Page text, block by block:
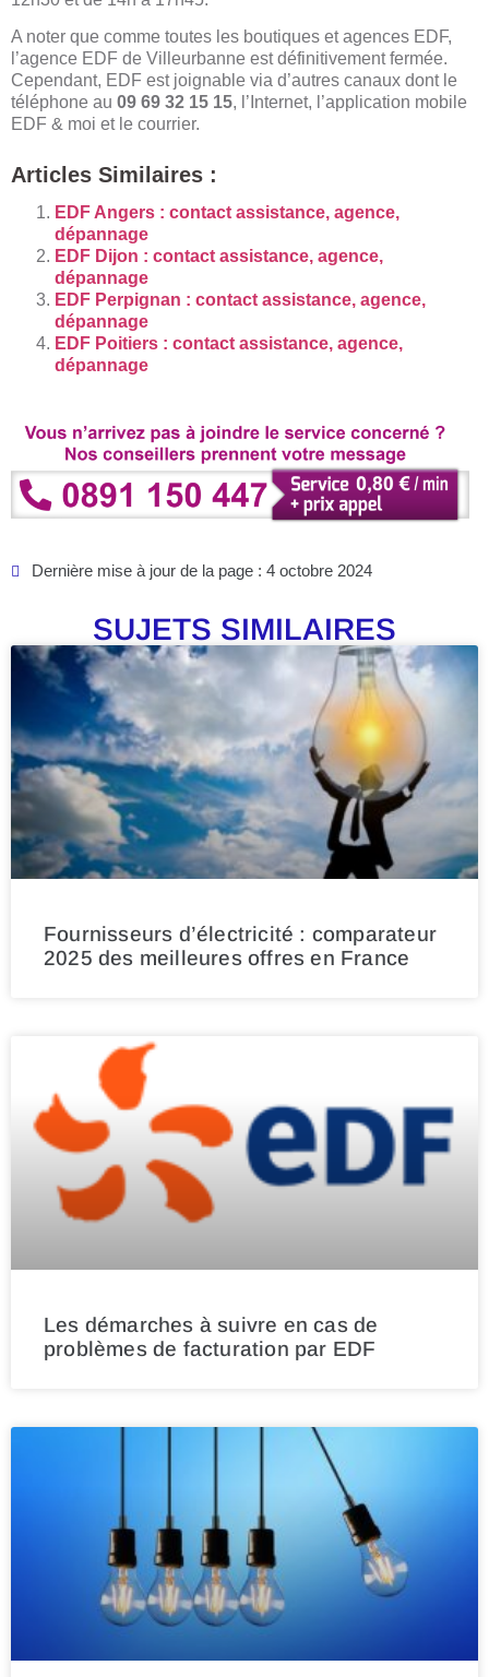
A noter que comme toutes les boutiques et agences EDF,
l’agence EDF de Villeurbanne est définitivement fermée.
Cependant, EDF est joignable via d’autres canaux dont le
téléphone au 09 69 32 15 15, l’Internet, l’application mobile
EDF & moi et le courrier.
Articles Similaires :
EDF Angers : contact assistance, agence,
dépannage
EDF Dijon : contact assistance, agence,
dépannage
EDF Perpignan : contact assistance, agence,
dépannage
EDF Poitiers : contact assistance, agence,
dépannage
Dernière mise à jour de la page : 4 octobre 2024
SUJETS SIMILAIRES
Fournisseurs d’électricité : comparateur
2025 des meilleures offres en France
Les démarches à suivre en cas de
problèmes de facturation par EDF